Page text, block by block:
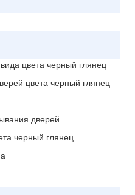
цвета черный глянец
цвета черный глянец
дверей
черный глянец